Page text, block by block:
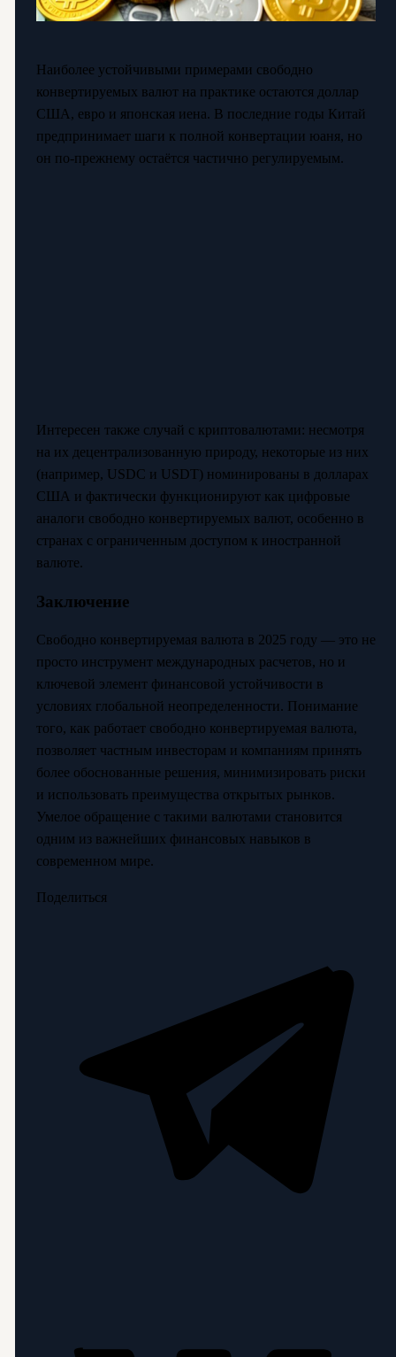
Наиболее устойчивыми примерами свободно
конвертируемых валют на практике остаются доллар
США, евро и японская иена. В последние годы Китай
предпринимает шаги к полной конвертации юаня, но
он по-прежнему остаётся частично регулируемым.
Интересен также случай с криптовалютами: несмотря
на их децентрализованную природу, некоторые из них
(например, USDC и USDT) номинированы в долларах
США и фактически функционируют как цифровые
аналоги свободно конвертируемых валют, особенно в
странах с ограниченным доступом к иностранной
валюте.
Заключение
Свободно конвертируемая валюта в 2025 году — это не
просто инструмент международных расчетов, но и
ключевой элемент финансовой устойчивости в
условиях глобальной неопределенности. Понимание
того, как работает свободно конвертируемая валюта,
позволяет частным инвесторам и компаниям принять
более обоснованные решения, минимизировать риски
и использовать преимущества открытых рынков.
Умелое обращение с такими валютами становится
одним из важнейших финансовых навыков в
современном мире.
Поделиться